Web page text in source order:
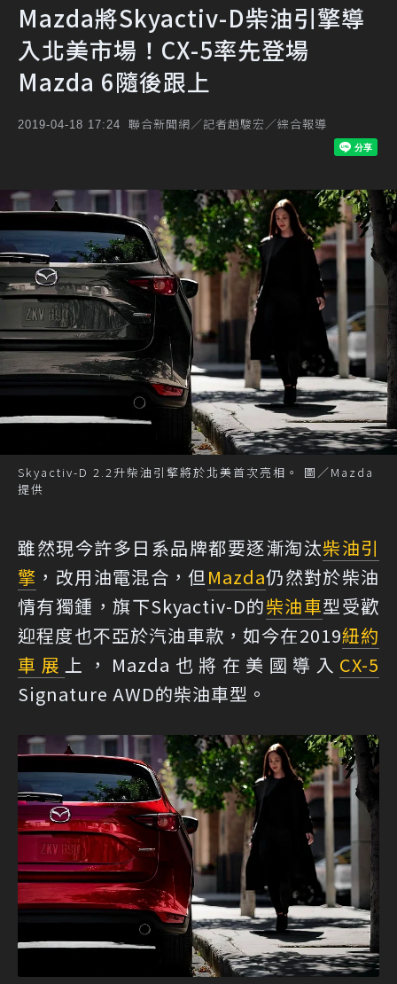
Mazda將Skyactiv-D柴油引擎導
入北美市場！CX-5率先登場
Mazda 6隨後跟上
2019-04-18 17:24 聯合新聞網／記者趙駿宏／綜合報導
Skyactiv-D 2.2升柴油引擎將於北美首次亮相。 圖／Mazda
提供
雖然現今許多日系品牌都要逐漸淘汰柴油引
擎 ，改用油電混合，但Mazda仍然對於柴油
情有獨鍾，旗下Skyactiv-D的柴油車型受歡
迎程度也不亞於汽油車款，如今在2019紐約
車展 上，Mazda也將在美國導入 CX-5
Signature AWD的柴油車型。